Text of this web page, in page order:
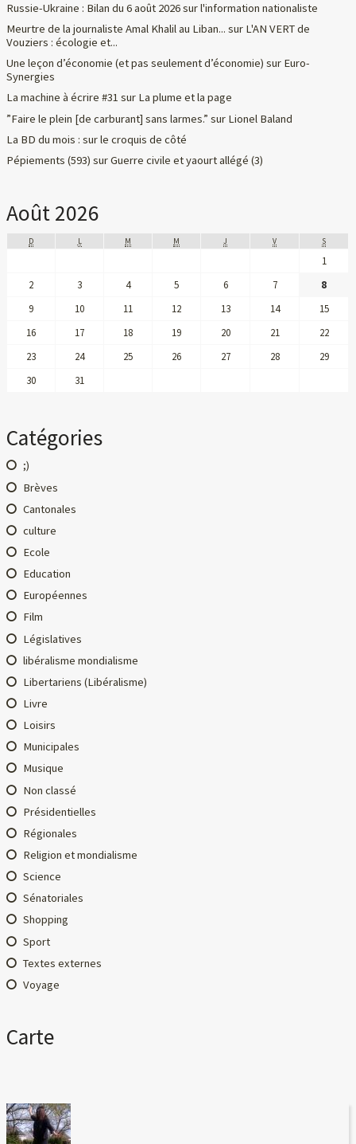
Russie-Ukraine : Bilan du 6 août 2026surl'information nationaliste
Meurtre de la journaliste Amal Khalil au Liban... sur L'AN VERT de
Vouziers : écologie et...
Une leçon d’économie (et pas seulement d’économie) sur Euro-
Synergies
La machine à écrire #31 sur La plume et la page
”Faire le plein [de carburant] sans larmes.” sur Lionel Baland
La BD du mois : surle croquis de côté
Pépiements (593) surGuerre civile et yaourt allégé (3)
Août 2026
D L M M J V S
1
2
3 4 5 6 7
8
9
10 11 12 13 14
15
16
17 18 19 20 21
22
23
24 25 26 27 28
29
30
31
Catégories
;)
Brèves
Cantonales
culture
Ecole
Education
Européennes
Film
Législatives
libéralisme mondialisme
Libertariens (Libéralisme)
Livre
Loisirs
Municipales
Musique
Non classé
Présidentielles
Régionales
Religion et mondialisme
Science
Sénatoriales
Shopping
Sport
Textes externes
Voyage
Carte